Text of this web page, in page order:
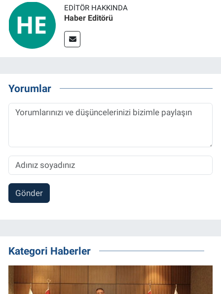
EDITÖR HAKKINDA
Haber Editörü
Yorumlar
Gönder
Kategori Haberler